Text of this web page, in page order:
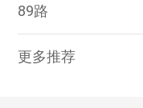
89路
更多推荐